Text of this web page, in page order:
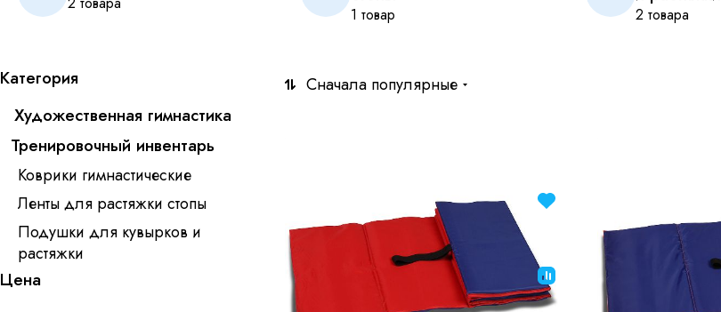
1 товар 2 товара
Сначала популярные
Категория
Художественная гимнастика
Тренировочный инвентарь
Коврики гимнастические
Ленты для растяжки стопы
Подушки для кувырков и
растяжки
Цена